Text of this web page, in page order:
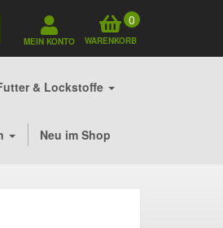
MEIN KONTO
0
WARENKORB
& Lockstoffe
Neu im Shop